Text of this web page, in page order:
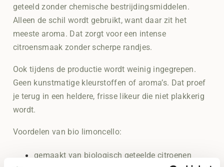
geteeld zonder chemische bestrijdingsmiddelen.
Alleen de schil wordt gebruikt, want daar zit het
meeste aroma. Dat zorgt voor een intense
citroensmaak zonder scherpe randjes.
Ook tijdens de productie wordt weinig ingegrepen.
Geen kunstmatige kleurstoffen of aroma’s. Dat proef
je terug in een heldere, frisse likeur die niet plakkerig
wordt.
Voordelen van bio limoncello:
gemaakt van biologisch geteelde citroenen